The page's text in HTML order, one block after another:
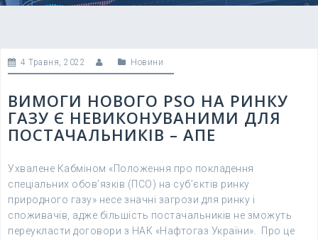
4 Травня, 2022 Новини
ВИМОГИ НОВОГО PSO НА РИНКУ
ГАЗУ Є НЕВИКОНУВАНИМИ ДЛЯ
ПОСТАЧАЛЬНИКІВ – АПЕ
Ухвалене Кабміном «Положення про покладення
спеціальних обов’язків (ПСО) на суб’єктів ринку
природного газу» несе значні загрози для ринку і
споживачів, адже більшість постачальників не зможуть
переукласти договори з НАК «Нафтогаз України». Про це